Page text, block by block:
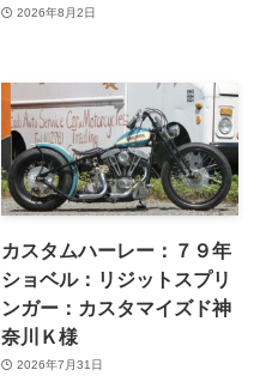
2026年8月2日
カスタムハーレー：７９年
ショベル：リジットスプリ
ンガー：カスタマイズド神
奈川Ｋ様
2026年7月31日